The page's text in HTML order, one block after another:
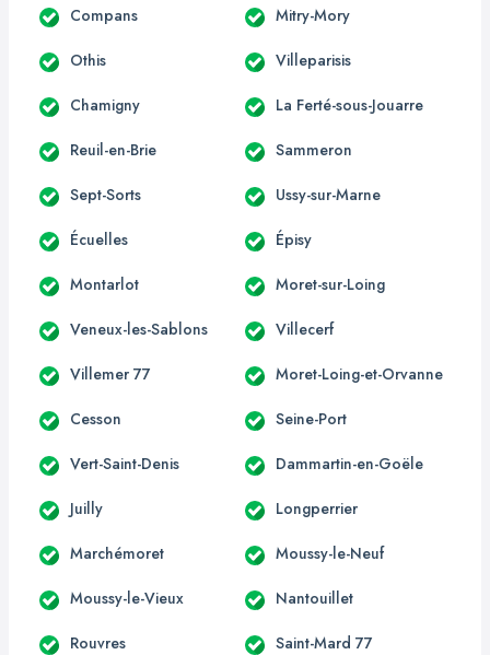
Compans Mitry-Mory
Othis Villeparisis
Chamigny La Ferté-sous-Jouarre
Reuil-en-Brie Sammeron
Sept-Sorts Ussy-sur-Marne
Écuelles Épisy
Montarlot Moret-sur-Loing
Veneux-les-Sablons Villecerf
Villemer 77 Moret-Loing-et-Orvanne
Cesson Seine-Port
Vert-Saint-Denis Dammartin-en-Goële
Juilly Longperrier
Marchémoret Moussy-le-Neuf
Moussy-le-Vieux Nantouillet
Rouvres Saint-Mard 77